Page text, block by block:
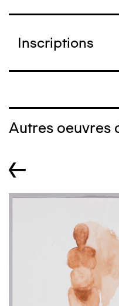
Inscriptions
Autres oeuvres
←